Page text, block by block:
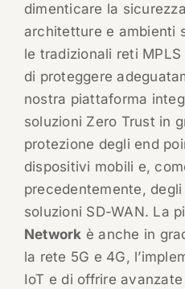
dimenticare la
architetture e ambienti
le tradizionali reti
di proteggere
nostra piattaforma
soluzioni Zero Trust in
protezione degli end
dispositivi mobili e,
precedentemente,
soluzioni SD-WAN. La
Network è anche in
la rete 5G e 4G,
IoT e di offrire